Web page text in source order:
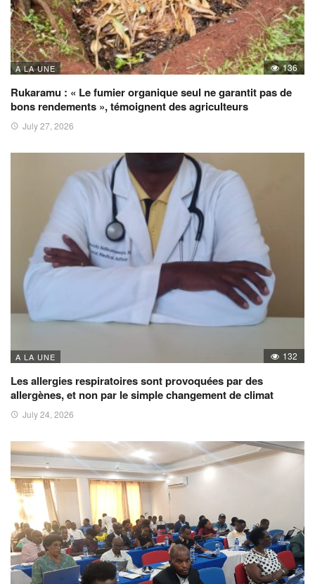
A LA UNE 136
Rukaramu : « Le fumier organique seul ne garantit pas de
bons rendements », témoignent des agriculteurs
July 27, 2026
A LA UNE 132
Les allergies respiratoires sont provoquées par des
allergènes, et non par le simple changement de climat
July 24, 2026